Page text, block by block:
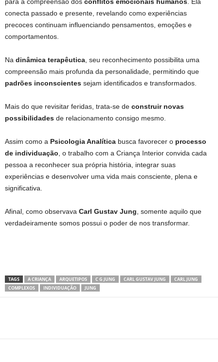
conecta passado e presente, revelando como experiências
precoces continuam influenciando pensamentos, emoções e
comportamentos.
Na dinâmica terapêutica , seu reconhecimento possibilita uma
compreensão mais profunda da personalidade, permitindo que
padrões inconscientes sejam identificados e transformados.
Mais do que revisitar feridas, trata-se de construir novas
possibilidades de relacionamento consigo mesmo.
Assim como a Psicologia Analítica busca favorecer o processo
de individuação , o trabalho com a Criança Interior convida cada
pessoa a reconhecer sua própria história, integrar suas
experiências e desenvolver uma vida mais consciente, plena e
significativa.
Afinal, como observava Carl Gustav Jung , somente aquilo que
verdadeiramente somos possui o poder de nos transformar.
TAGS A CRIANÇA ARQUETIPOS C G JUNG CARL GUSTAV JUNG
CARL JUNG
COMPLEXOS
INDIVIDUAÇÃO JUNG